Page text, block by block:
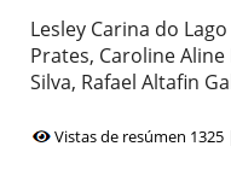
Lesley Carina do
Prates, Caroline
Silva, Rafael Altafin
Vistas de resúmen 1325 |